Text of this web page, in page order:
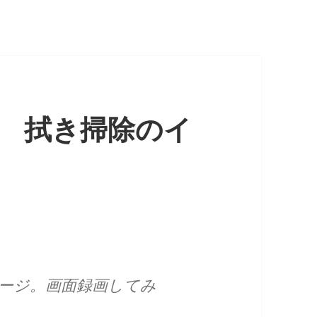
拭き掃除のイ
ジ。画面録画してみ